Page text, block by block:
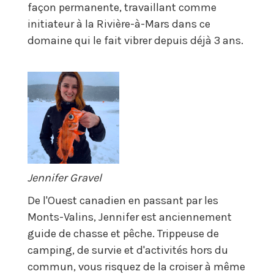
façon permanente, travaillant comme
initiateur à la Rivière-à-Mars dans ce
domaine qui le fait vibrer depuis déjà 3 ans.
Jennifer Gravel
De l'Ouest canadien en passant par les
Monts-Valins, Jennifer est anciennement
guide de chasse et pêche. Trippeuse de
camping, de survie et d'activités hors du
commun, vous risquez de la croiser à même